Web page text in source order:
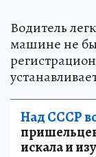
Водитель
машине не
Над СССР
искала и